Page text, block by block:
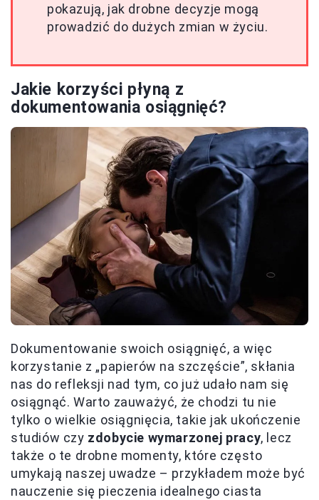
pokazują, jak drobne decyzje mogą
prowadzić do dużych zmian w życiu.
Jakie korzyści płyną z
dokumentowania osiągnięć?
Dokumentowanie swoich osiągnięć, a więc
korzystanie z „papierów na szczęście”, skłania
nas do refleksji nad tym, co już udało nam się
osiągnąć. Warto zauważyć, że chodzi tu nie
tylko o wielkie osiągnięcia, takie jak ukończenie
studiów czy zdobycie wymarzonej pracy, lecz
także o te drobne momenty, które często
umykają naszej uwadze – przykładem może być
nauczenie się pieczenia idealnego ciasta